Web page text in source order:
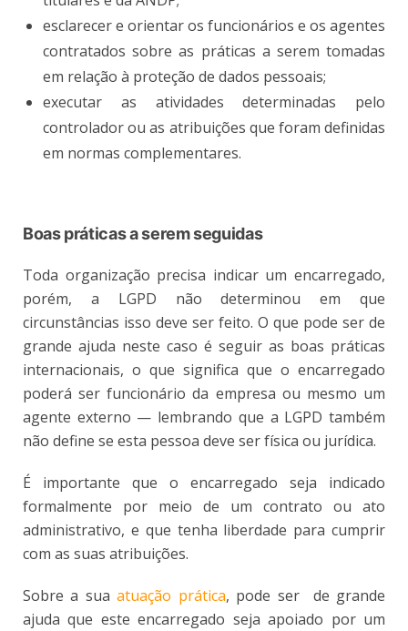
esclarecer e orientar os funcionários e os agentes
contratados sobre as práticas a serem tomadas
em relação à proteção de dados pessoais;
executar as atividades determinadas pelo
controlador ou as atribuições que foram definidas
em normas complementares.
Boas práticas a serem seguidas
Toda organização precisa indicar um encarregado,
porém, a LGPD não determinou em que
circunstâncias isso deve ser feito. O que pode ser de
grande ajuda neste caso é seguir as boas práticas
internacionais, o que significa que o encarregado
poderá ser funcionário da empresa ou mesmo um
agente externo — lembrando que a LGPD também
não define se esta pessoa deve ser física ou jurídica.
É importante que o encarregado seja indicado
formalmente por meio de um contrato ou ato
administrativo, e que tenha liberdade para cumprir
com as suas atribuições.
Sobre a suaatuação prática, pode ser de grande
ajuda que este encarregado seja apoiado por um